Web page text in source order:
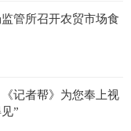
管所召开农贸市场食
记者帮》为您奉上视
”